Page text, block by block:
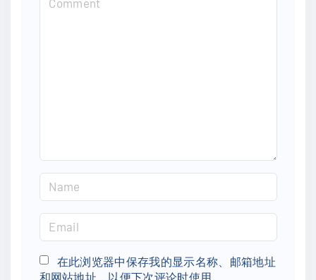
a
e
*
m
a
在此浏览器中保存我的显示名称、邮箱地址
和网站地址，以便下次评论时使用。